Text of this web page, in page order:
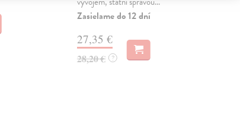
Zasielame do 12 dní
27,35 €
28,20 € ?